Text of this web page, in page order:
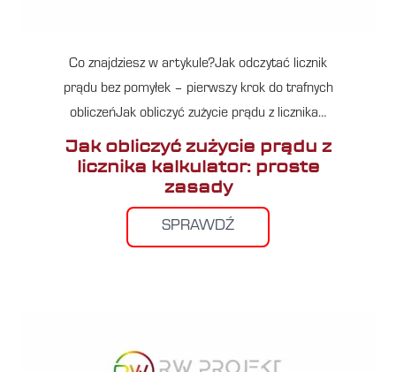
Co znajdziesz w artykule?Jak odczytać licznik
prądu bez pomyłek – pierwszy krok do trafnych
obliczeńJak obliczyć zużycie prądu z licznika…
Jak obliczyć zużycie prądu z
licznika kalkulator: proste
zasady
SPRAWDŹ